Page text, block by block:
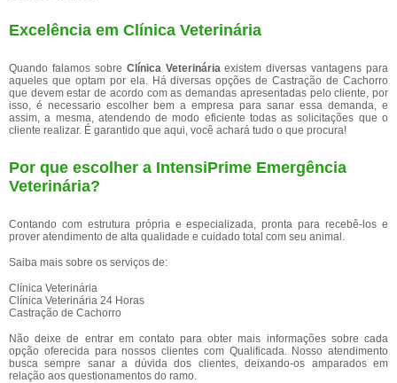
Excelência em Clínica Veterinária
Quando falamos sobre Clínica Veterináriaexistem diversas vantagens para
aqueles que optam por ela. Há diversas opções de Castração de Cachorro
que devem estar de acordo com as demandas apresentadas pelo cliente, por
isso, é necessario escolher bem a empresa para sanar essa demanda, e
assim, a mesma, atendendo de modo eficiente todas as solicitações que o
cliente realizar. É garantido que aqui, você achará tudo o que procura!
Por que escolher a IntensiPrime Emergência
Veterinária?
Contando com estrutura própria e especializada, pronta para recebê-los e
prover atendimento de alta qualidade e cuidado total com seu animal.
Saiba mais sobre os serviços de:
Clínica Veterinária
Clínica Veterinária 24 Horas
Castração de Cachorro
Não deixe de entrar em contato para obter mais informações sobre cada
opção oferecida para nossos clientes com Qualificada. Nosso atendimento
busca sempre sanar a dúvida dos clientes, deixando-os amparados em
relação aos questionamentos do ramo.